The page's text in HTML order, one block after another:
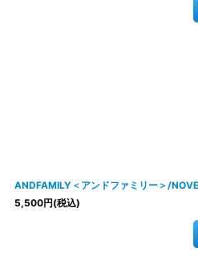
ANDFAMILY＜アンドファミリー＞/
5,500円(税込)